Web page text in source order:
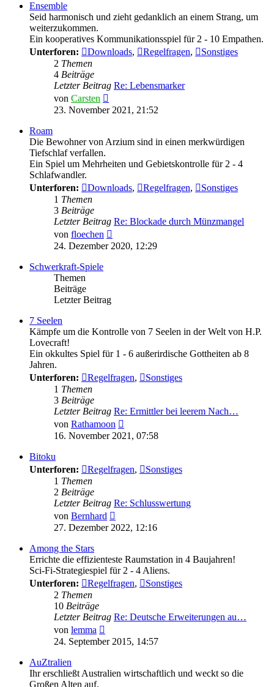
Ensemble
Seid harmonisch und zieht gedanklich an einem Strang, um
weiterzukommen.
Ein kooperatives Kommunikationsspiel für 2 - 10 Empathen.
Unterforen:
Downloads, Regelfragen,
Sonstiges
2 Themen
4 Beiträge
Letzter Beitrag Re: Lebensmarker
von Carsten
Beitrag
23. November 2021, 21:52
Roam
Die Bewohner von Arzium sind in einen merkwürdigen
Tiefschlaf verfallen.
Ein Spiel um Mehrheiten und Gebietskontrolle für 2 - 4
Schlafwandler.
Unterforen:
Downloads, Regelfragen,
Sonstiges
1 Themen
3 Beiträge
Letzter Beitrag Re: Blockade durch Münzmangel
von floechen
Beitrag
24. Dezember 2020, 12:29
Schwerkraft-Spiele
Themen
Beiträge
Letzter Beitrag
7 Seelen
Kämpfe um die Kontrolle von 7 Seelen in der Welt von H.P.
Lovecraft!
Ein okkultes Spiel für 1 - 6 außerirdische Gottheiten ab 8
Jahren.
Unterforen:
Regelfragen,
Sonstiges
1 Themen
3 Beiträge
Letzter Beitrag Re: Ermittler bei leerem Nach…
von Rathamoon
Beitrag
16. November 2021, 07:58
Bitoku
Unterforen:
Regelfragen,
Sonstiges
1 Themen
2 Beiträge
Letzter Beitrag Re: Schlusswertung
von Bernhard
Beitrag
27. Dezember 2022, 12:16
Among the Stars
Errichte die effizienteste Raumstation in 4 Baujahren!
Sci-Fi-Strategiespiel für 2 - 4 Aliens.
Unterforen:
Regelfragen,
Sonstiges
2 Themen
10 Beiträge
Letzter Beitrag Re: Deutsche Erweiterungen au…
von lemma
Beitrag
24. September 2015, 14:57
AuZtralien
Ihr erschließt Australien wirtschaftlich und weckt so die
Großen Alten auf.